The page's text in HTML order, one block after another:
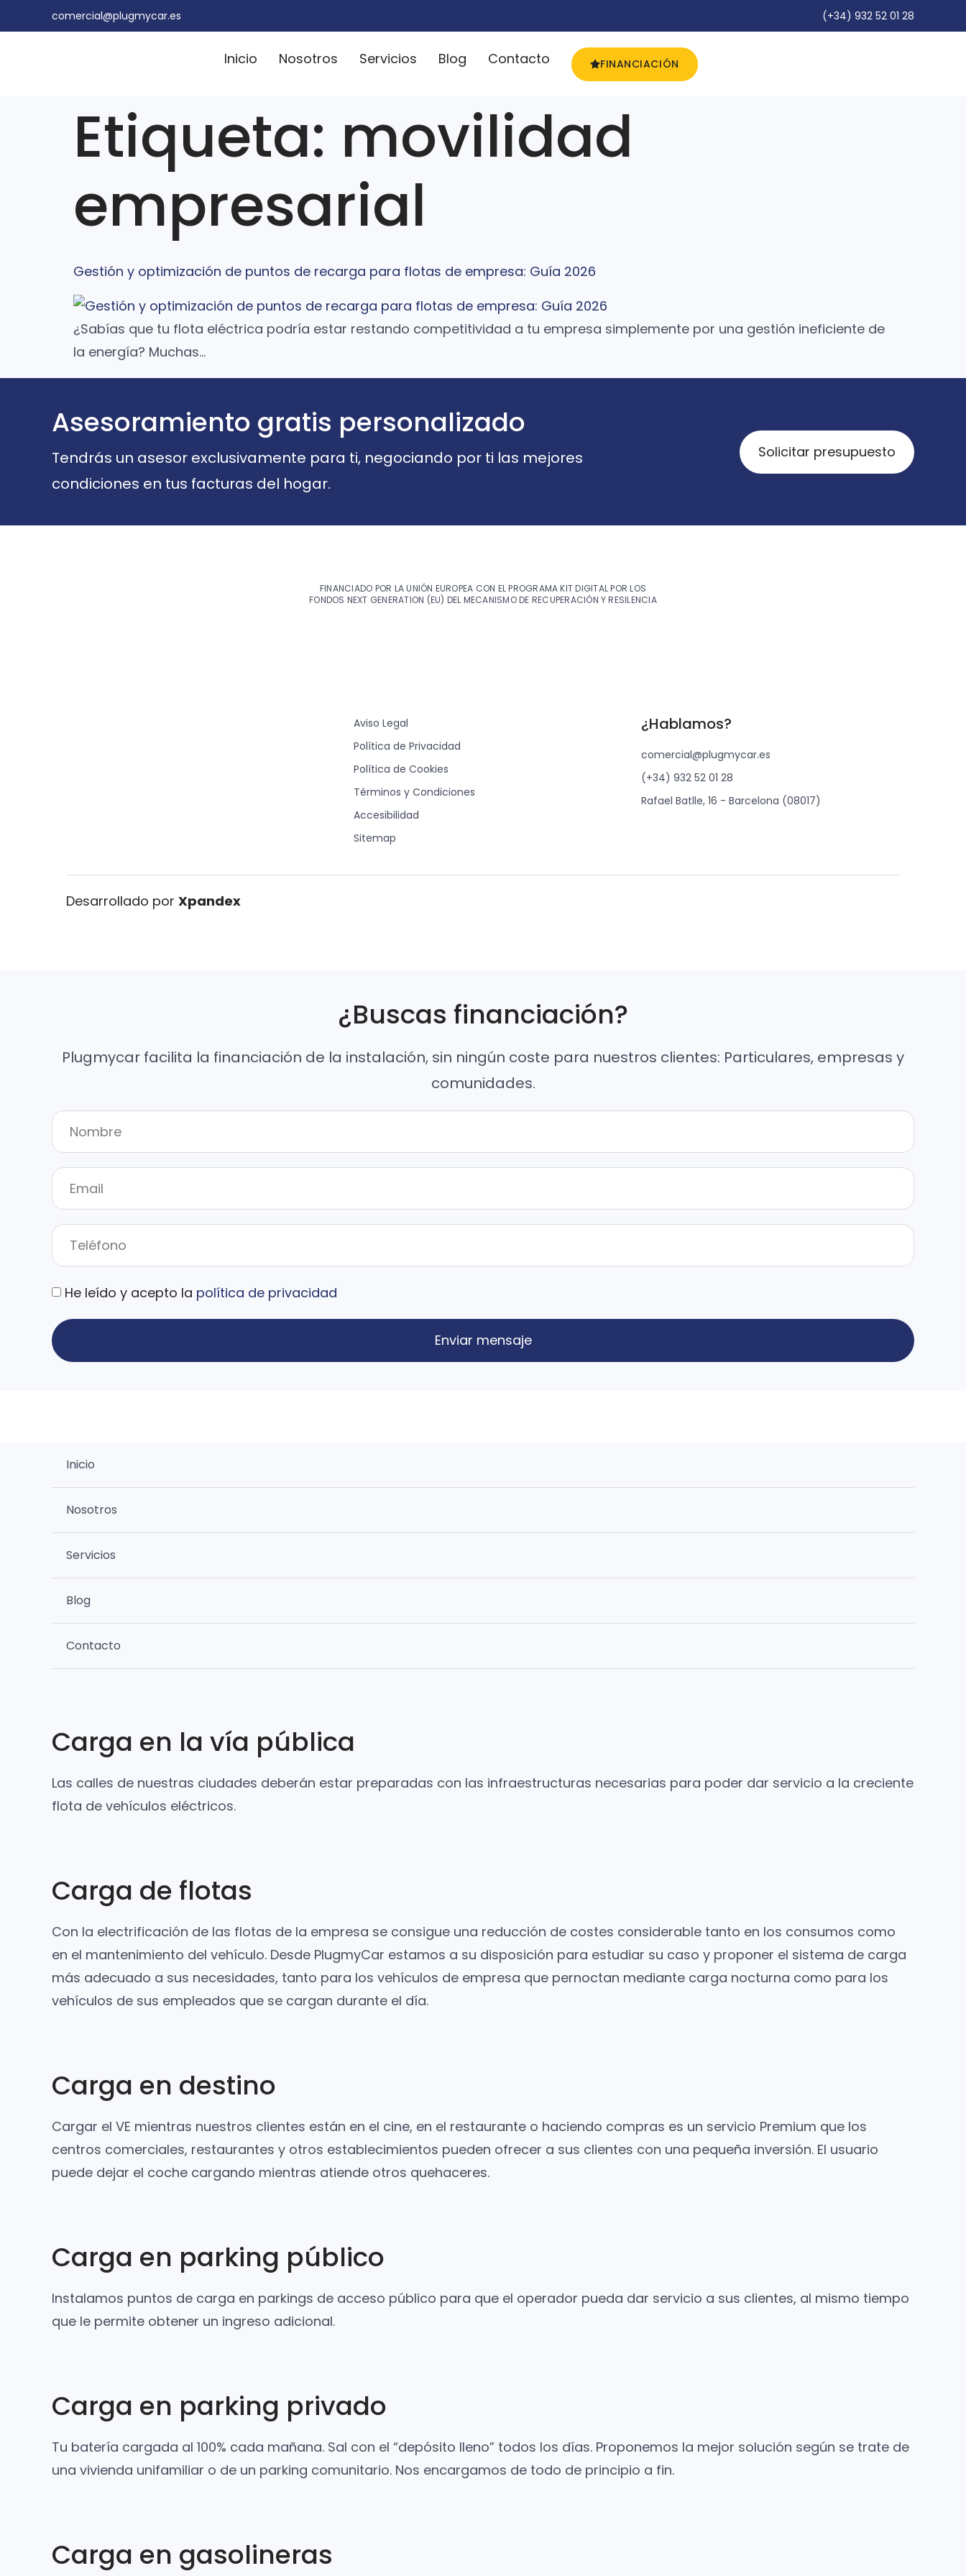
comercial@plugmycar.es (+34) 932 52 01 28
Inicio Nosotros Servicios Blog Contacto FINANCIACIÓN
Etiqueta: movilidad
empresarial
Gestión y optimización de puntos de recarga para flotas de empresa: Guía 2026
¿Sabías que tu flota eléctrica podría estar restando competitividad a tu empresa simplemente por una gestión ineficiente de
la energía? Muchas…
Asesoramiento gratis personalizado
Tendrás un asesor exclusivamente para ti, negociando por ti las mejores
condiciones en tus facturas del hogar.
Solicitar presupuesto
FINANCIADO POR LA UNIÓN EUROPEA CON EL PROGRAMA KIT DIGITAL POR LOS
FONDOS NEXT GENERATION (EU) DEL MECANISMO DE RECUPERACIÓN Y RESILENCIA
Aviso Legal
Política de Privacidad
Política de Cookies
Términos y Condiciones
Accesibilidad
Sitemap
¿Hablamos?
comercial@plugmycar.es
(+34) 932 52 01 28
Rafael Batlle, 16 - Barcelona (08017)
Desarrollado por Xpandex
¿Buscas financiación?
Plugmycar facilita la financiación de la instalación, sin ningún coste para nuestros clientes: Particulares, empresas y
comunidades.
He leído y acepto la política de privacidad
Enviar mensaje
Inicio
Nosotros
Servicios
Blog
Contacto
Carga en la vía pública
Las calles de nuestras ciudades deberán estar preparadas con las infraestructuras necesarias para poder dar servicio a la creciente
flota de vehículos eléctricos.
Carga de flotas
Con la electrificación de las flotas de la empresa se consigue una reducción de costes considerable tanto en los consumos como
en el mantenimiento del vehículo. Desde PlugmyCar estamos a su disposición para estudiar su caso y proponer el sistema de carga
más adecuado a sus necesidades, tanto para los vehículos de empresa que pernoctan mediante carga nocturna como para los
vehículos de sus empleados que se cargan durante el día.
Carga en destino
Cargar el VE mientras nuestros clientes están en el cine, en el restaurante o haciendo compras es un servicio Premium que los
centros comerciales, restaurantes y otros establecimientos pueden ofrecer a sus clientes con una pequeña inversión. El usuario
puede dejar el coche cargando mientras atiende otros quehaceres.
Carga en parking público
Instalamos puntos de carga en parkings de acceso público para que el operador pueda dar servicio a sus clientes, al mismo tiempo
que le permite obtener un ingreso adicional.
Carga en parking privado
Tu batería cargada al 100% cada mañana. Sal con el “depósito lleno” todos los días. Proponemos la mejor solución según se trate de
una vivienda unifamiliar o de un parking comunitario. Nos encargamos de todo de principio a fin.
Carga en gasolineras